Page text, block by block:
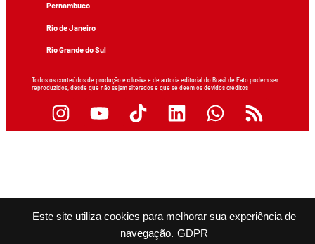
Este site utiliza cookies para melhorar sua experiência de
navegação. GDPR
Pernambuco
Rio de Janeiro
Rio Grande do Sul
Todos os conteúdos de produção exclusiva e de autoria editorial do Brasil de Fato podem ser
reproduzidos, desde que não sejam alterados e que se deem os devidos créditos.